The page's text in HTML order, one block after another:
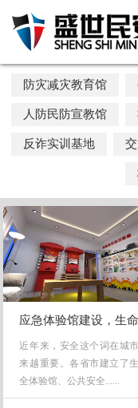
防灾减灾教育馆
人防民防宣教馆
反诈实训基地
近年来，安全这个词在城
来越重要。各省市建立了
全体验馆、公共安全......